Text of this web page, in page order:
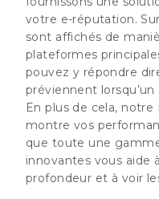
votre e-réputation.
sont affichés de
plateformes
pouvez y répondre
préviennent
En plus de cela,
montre vos
que toute une
innovantes vous aide
profondeur et à voir